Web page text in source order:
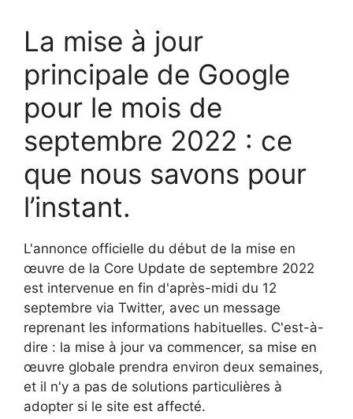
La mise à jour
principale de Google
pour le mois de
septembre 2022 : ce
que nous savons pour
l’instant.
L'annonce officielle du début de la mise en
œuvre de la Core Update de septembre 2022
est intervenue en fin d'après-midi du 12
septembre via Twitter, avec un message
reprenant les informations habituelles. C'est-à-
dire : la mise à jour va commencer, sa mise en
œuvre globale prendra environ deux semaines,
et il n'y a pas de solutions particulières à
adopter si le site est affecté.